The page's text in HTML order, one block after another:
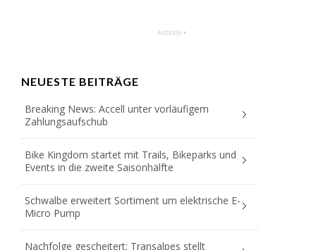
NEUESTE BEITRÄGE
Breaking News: Accell unter vorläufigem
Zahlungsaufschub
Bike Kingdom startet mit Trails, Bikeparks und
Events in die zweite Saisonhälfte
Schwalbe erweitert Sortiment um elektrische E-
Micro Pump
Nachfolge gescheitert: Transalpes stellt